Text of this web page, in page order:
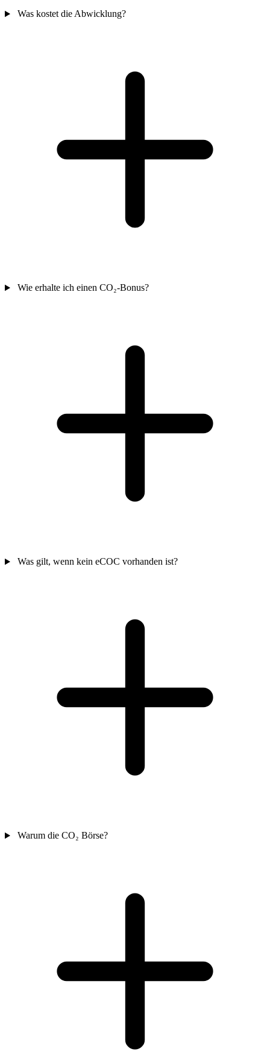
Was kostet die Abwicklung?
Wie erhalte ich einen CO₂-Bonus?
Was gilt, wenn kein eCOC vorhanden ist?
Warum die CO₂ Börse?